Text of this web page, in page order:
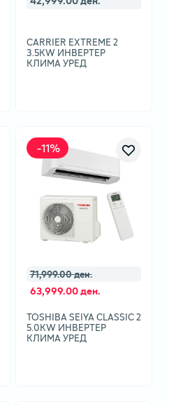
CARRIER EXTREME 2
3.5KW ИНВЕРТЕР
КЛИМА УРЕД
-11%
71,999.00 ден.
63,999.00 ден.
TOSHIBA SEIYA CLASSIC 2
5.0KW ИНВЕРТЕР
КЛИМА УРЕД